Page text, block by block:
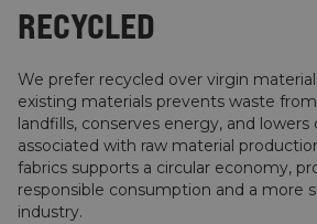
RECYCLED
We prefer recycled over virgin
existing materials prevents waste
landfills, conserves energy, and
associated with raw material
fabrics supports a circular economy,
responsible consumption and a more
industry.